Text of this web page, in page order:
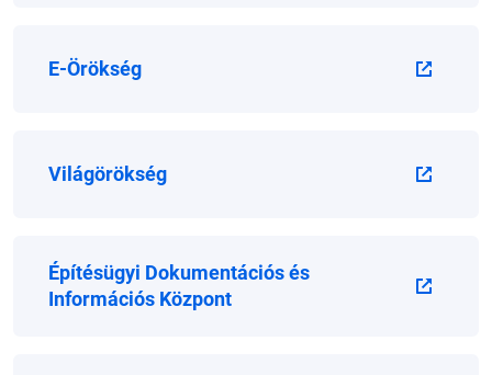
E-Örökség
Világörökség
Építésügyi Dokumentációs és
Információs Központ